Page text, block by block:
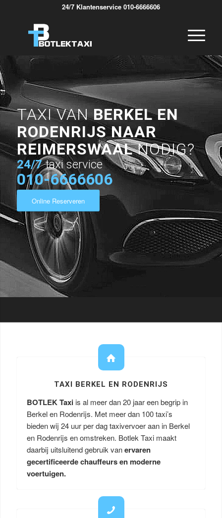
24/7 Klantenservice 010-6666606
TAXI VANBERKEL EN
RODENRIJS NAAR
REIMERSWAALNODIG?
24/7 taxi service
010-6666606
Online Reserveren
TAXI BERKEL EN RODENRIJS
BOTLEK Taxi is al meer dan 20 jaar een begrip in
Berkel en Rodenrijs. Met meer dan 100 taxi’s
bieden wij 24 uur per dag taxivervoer aan in Berkel
en Rodenrijs en omstreken. Botlek Taxi maakt
daarbij uitsluitend gebruik vanervaren
gecertificeerde chauffeurs en moderne
voertuigen.